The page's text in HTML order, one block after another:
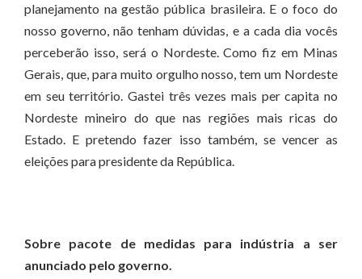
planejamento na gestão pública brasileira. E o foco do
nosso governo, não tenham dúvidas, e a cada dia vocês
perceberão isso, será o Nordeste. Como fiz em Minas
Gerais, que, para muito orgulho nosso, tem um Nordeste
em seu território. Gastei três vezes mais per capita no
Nordeste mineiro do que nas regiões mais ricas do
Estado. E pretendo fazer isso também, se vencer as
eleições para presidente da República.
Sobre pacote de medidas para indústria a ser
anunciado pelo governo.